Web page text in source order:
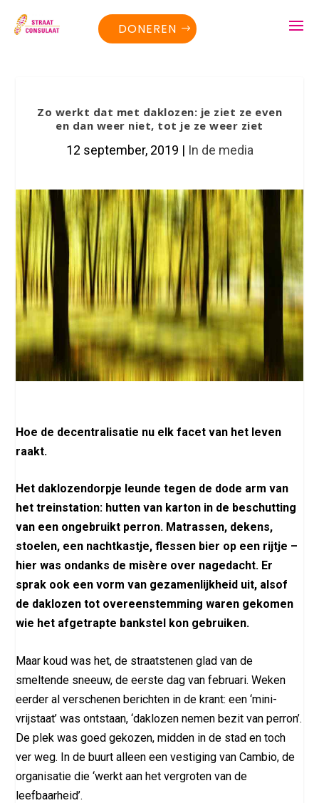
DONEREN
Zo werkt dat met daklozen: je ziet ze even
en dan weer niet, tot je ze weer ziet
12 september, 2019 | In de media
Hoe de decentralisatie nu elk facet van het leven
raakt.
Het daklozendorpje leunde tegen de dode arm van
het treinstation: hutten van karton in de beschutting
van een ongebruikt perron. Matrassen, dekens,
stoelen, een nachtkastje, flessen bier op een rijtje –
hier was ondanks de misère over nagedacht. Er
sprak ook een vorm van gezamenlijkheid uit, alsof
de daklozen tot overeenstemming waren gekomen
wie het afgetrapte bankstel kon gebruiken.
Maar koud was het, de straatstenen glad van de
smeltende sneeuw, de eerste dag van februari. Weken
eerder al verschenen berichten in de krant: een ‘mini-
vrijstaat’ was ontstaan, ‘daklozen nemen bezit van perron’.
De plek was goed gekozen, midden in de stad en toch
ver weg. In de buurt alleen een vestiging van Cambio, de
organisatie die ‘werkt aan het vergroten van de
leefbaarheid’.